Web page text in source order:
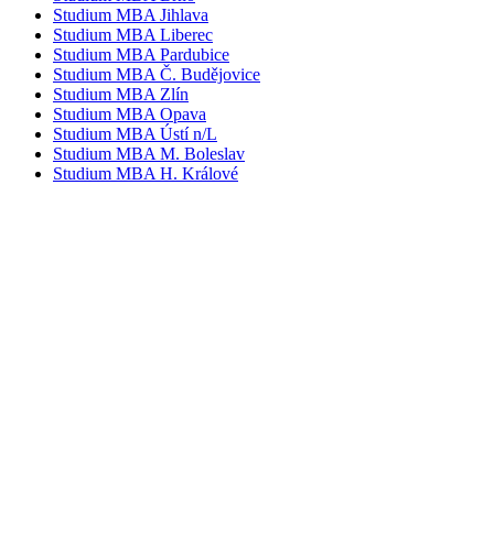
Studium MBA Jihlava
Studium MBA Liberec
Studium MBA Pardubice
Studium MBA Č. Budějovice
Studium MBA Zlín
Studium MBA Opava
Studium MBA Ústí n/L
Studium MBA M. Boleslav
Studium MBA H. Králové